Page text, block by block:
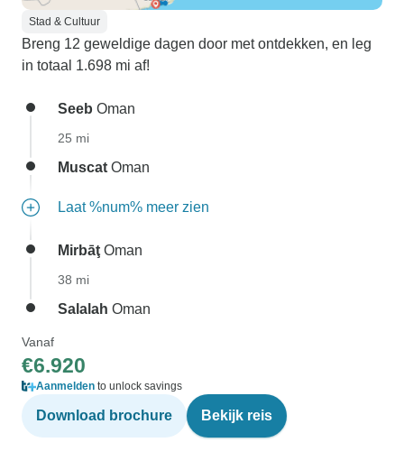
Stad & Cultuur
Breng 12 geweldige dagen door met ontdekken, en leg
in totaal 1.698 mi af!
Seeb Oman
25 mi
Muscat Oman
Laat %num% meer zien
Mirbāţ Oman
38 mi
Salalah Oman
Vanaf
€6.920
Aanmelden to unlock savings
Download brochure Bekijk reis